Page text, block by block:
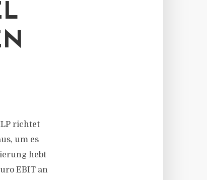
richtet
um es
hebt
EBIT an